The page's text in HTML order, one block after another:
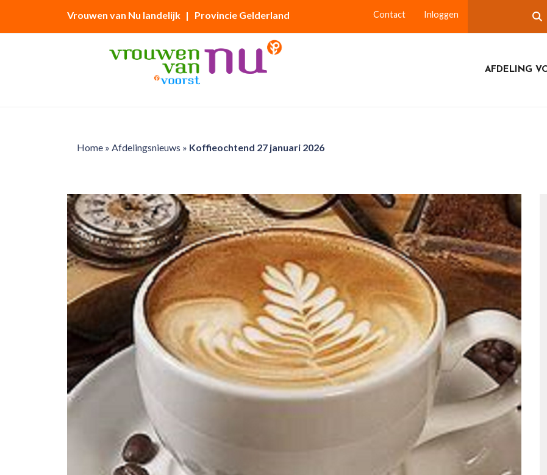
Vrouwen van Nu landelijk | Provincie Gelderland Contact Inloggen
AFDELING
Home» Afdelingsnieuws » Koffieochtend 27 januari 2026